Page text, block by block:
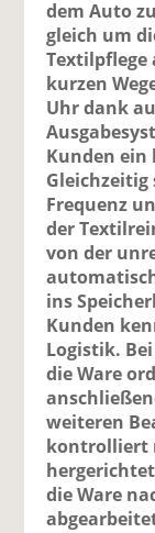
dem Auto
gleich um
Textilpflege
kurzen
Uhr dank
Kunden ein
Gleichzeitig
Frequenz
der
von der
ins
Kunden
Logistik.
die Ware
weiteren
kontrolliert
die Ware